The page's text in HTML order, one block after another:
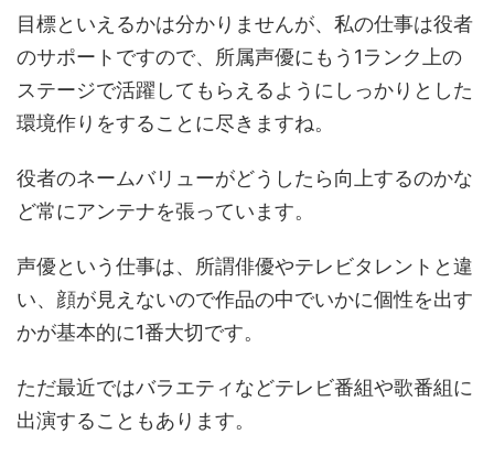
目標といえるかは分かりませんが、私の仕事は役者
のサポートですので、所属声優にもう1ランク上の
ステージで活躍してもらえるようにしっかりとした
環境作りをすることに尽きますね。
役者のネームバリューがどうしたら向上するのかな
ど常にアンテナを張っています。
声優という仕事は、所謂俳優やテレビタレントと違
い、顔が見えないので作品の中でいかに個性を出す
かが基本的に1番大切です。
ただ最近ではバラエティなどテレビ番組や歌番組に
出演することもあります。